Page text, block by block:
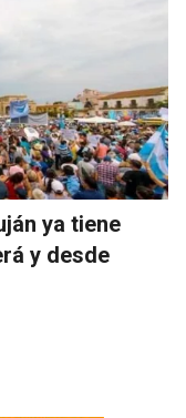
ya tiene
y desde